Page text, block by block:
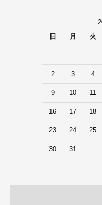
日
月 火
2 3 4
9 10 11
16 17 18
23 24 25
30 31